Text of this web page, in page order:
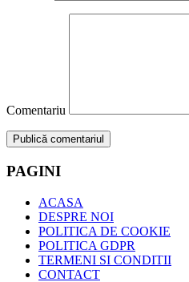
Comentariu
PAGINI
ACASA
DESPRE NOI
POLITICA DE COOKIE
POLITICA GDPR
TERMENI SI CONDITII
CONTACT